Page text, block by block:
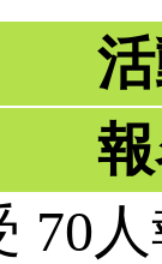
70